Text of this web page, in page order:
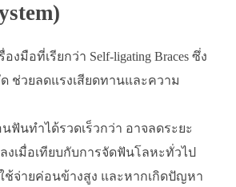
องมือที่เรียกว่า Self-ligating Braces ซึ่ง
ช่วยลดแรงเสียดทานและความ
นฟันทำได้รวดเร็วกว่า อาจลดระยะ
งเมื่อเทียบกับการจัดฟันโลหะทั่วไป
ช้จ่ายค่อนข้างสูง และหากเกิดปัญหา